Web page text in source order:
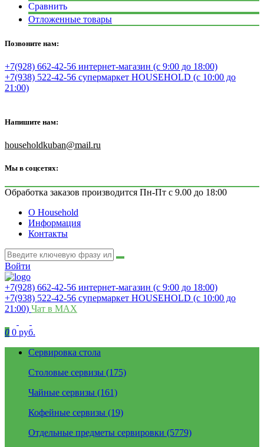
Сравнить
Отложенные товары
Позвоните нам:
+7(928) 662-42-56 интернет-магазин (с 9:00 до 18:00)
+7(938) 522-42-56 супермаркет HOUSEHOLD (с 10:00 до
21:00)
Напишите нам:
householdkuban@mail.ru
Мы в соцсетях:
Обработка заказов производится Пн-Пт с 9.00 до 18:00
О Household
Информация
Контакты
Войти
+7(928) 662-42-56 интернет-магазин (с 9:00 до 18:00)
+7(938) 522-42-56 супермаркет HOUSEHOLD (с 10:00 до
21:00) Чат в MAX
0 0 руб.
Сервировка стола
Столовые сервизы (175)
Чайные сервизы (161)
Кофейные сервизы (19)
Отдельные предметы сервировки (5779)